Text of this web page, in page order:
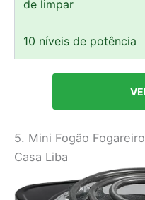
de limpar
10 níveis de potência
5. Mini Fogão
Casa Liba